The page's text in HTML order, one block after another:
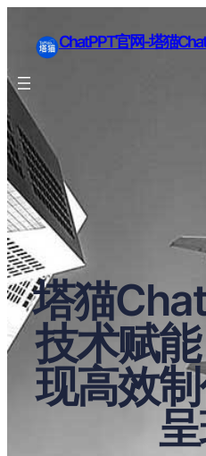
ChatPPT官网-塔猫
塔猫
技术赋
现高效